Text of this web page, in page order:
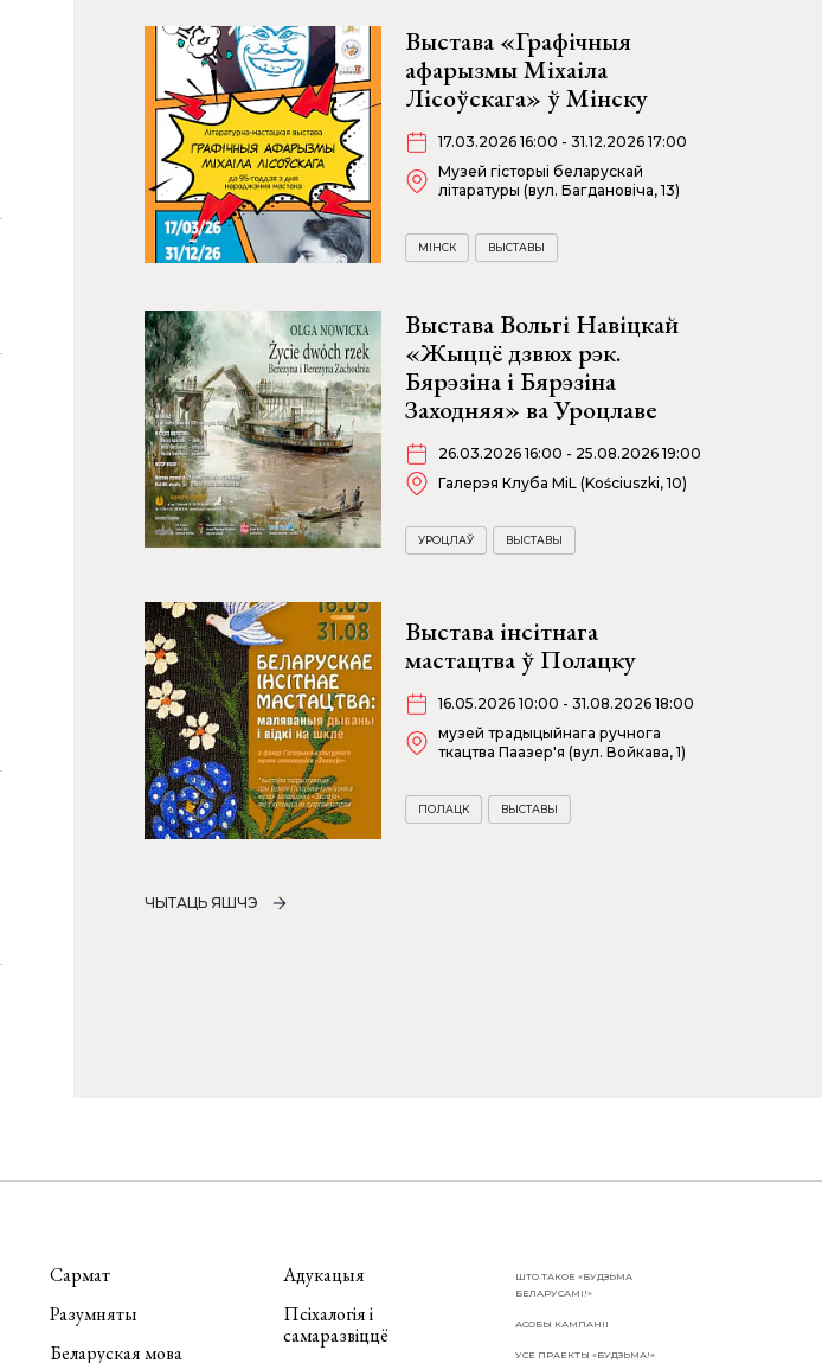
Выстава «Графічныя
афарызмы Міхаіла
Лісоўскага» ў Мінску
17.03.2026 16:00 - 31.12.2026 17:00
Музей гісторыі беларускай
літаратуры (вул. Багдановіча, 13)
МІНСК ВЫСТАВЫ
Выстава Вольгі Навіцкай
«Жыццё дзвюх рэк.
Бярэзіна і Бярэзіна
Заходняя» ва Уроцлаве
26.03.2026 16:00 - 25.08.2026 19:00
Галерэя Клуба MiL (Kościuszki, 10)
УРОЦЛАЎ ВЫСТАВЫ
Выстава інсітнага
мастацтва ў Полацку
16.05.2026 10:00 - 31.08.2026 18:00
музей традыцыйнага ручнога
ткацтва Паазер'я (вул. Войкава, 1)
ПОЛАЦК ВЫСТАВЫ
ЧЫТАЦЬ ЯШЧЭ
Сармат
Разумняты
Беларуская мова
Адукацыя
Псіхалогія і
самаразвіццё
ШТО ТАКОЕ «БУДЗЬМА
БЕЛАРУСАМІ!»
АСОБЫ КАМПАНІІ
УСЕ ПРАЕКТЫ «БУДЗЬМА!»